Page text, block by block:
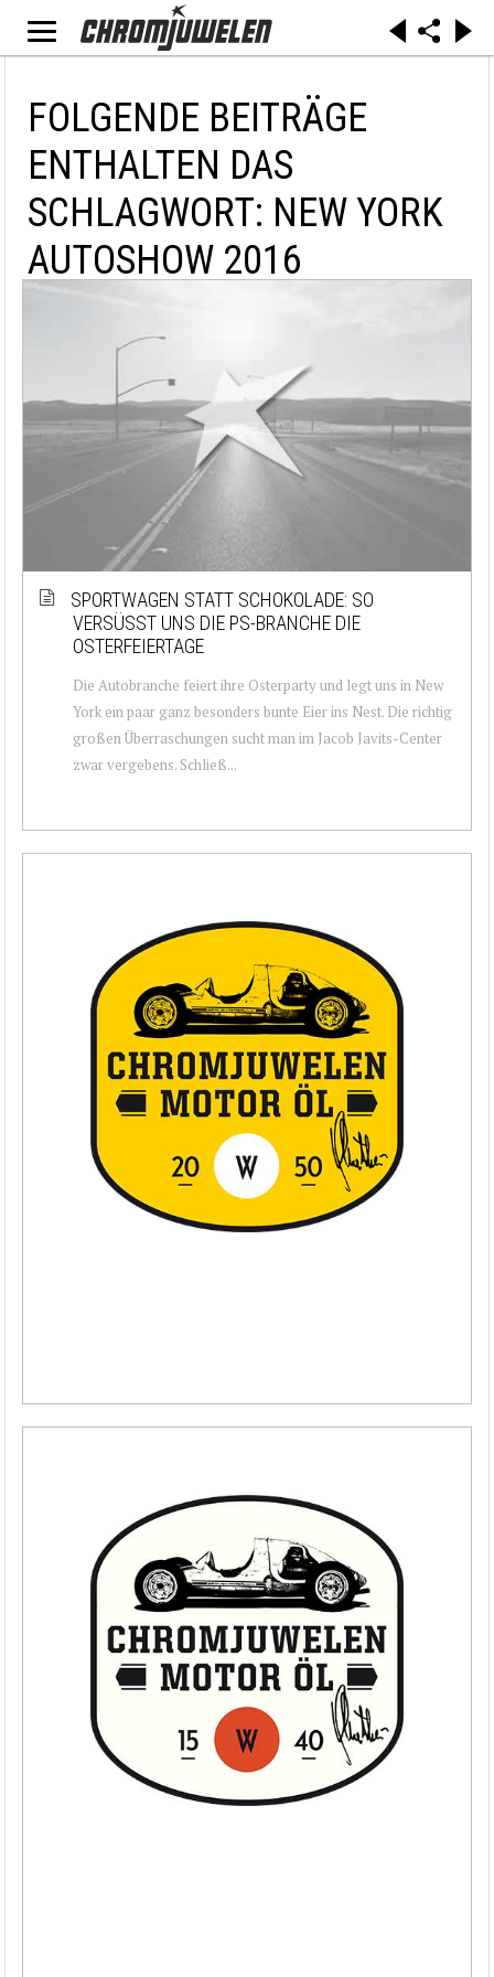
FOLGENDE BEITRÄGE
ENTHALTEN DAS
SCHLAGWORT: NEW YORK
AUTOSHOW 2016
SPORTWAGEN STATT SCHOKOLADE: SO
VERSÜSST UNS DIE PS-BRANCHE DIE O
STERFEIERTAGE
Die Autobranche feiert ihre Osterparty und legt uns in New
York ein paar ganz besonders bunte Eier ins Nest. Die richtig
großen Überraschungen sucht man im Jacob Javits-Center
zwar vergebens. Schließ...